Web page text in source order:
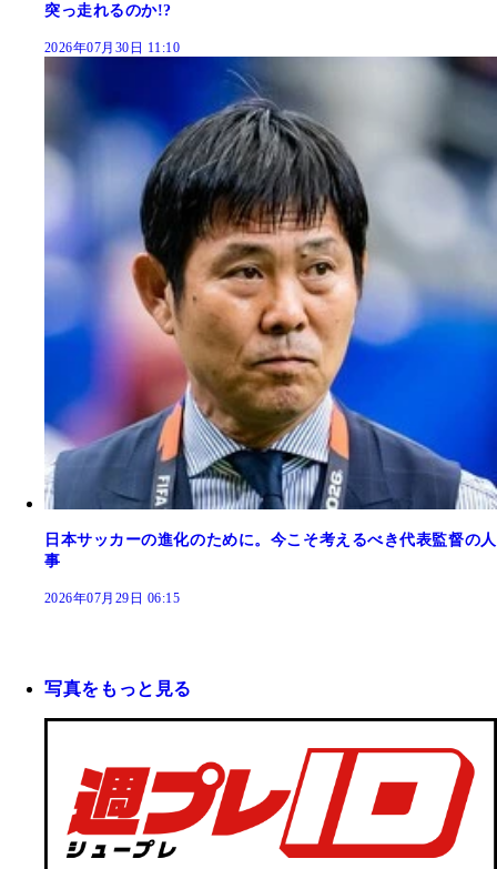
突っ走れるのか!?
2026年07月30日 11:10
日本サッカーの進化のために。今こそ考えるべき代表監督の人
事
2026年07月29日 06:15
写真をもっと見る